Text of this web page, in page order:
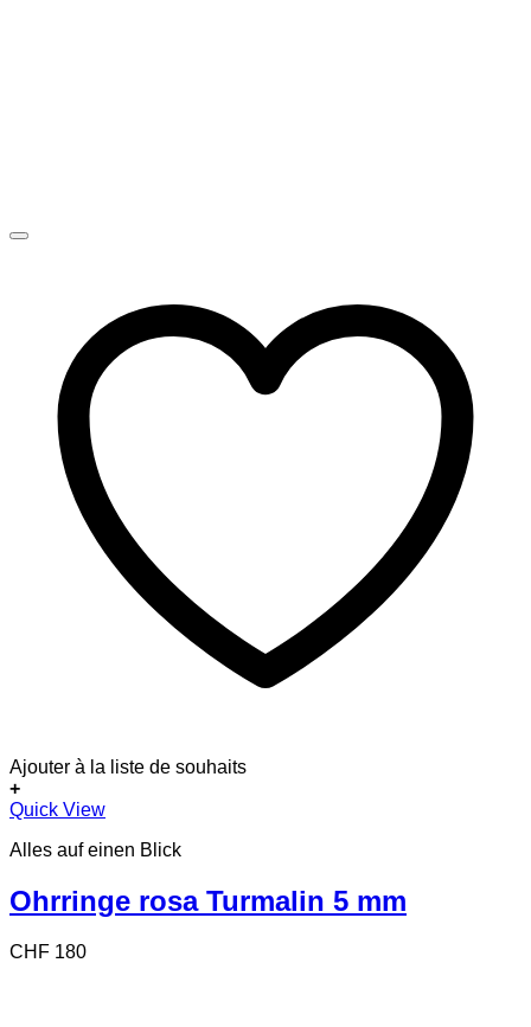
Ajouter à la liste de souhaits
+
Quick View
Alles auf einen Blick
Ohrringe rosa Turmalin 5 mm
CHF 180